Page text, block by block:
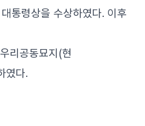
통령상을 수상하였다. 이후
리공동묘지(현
였다.